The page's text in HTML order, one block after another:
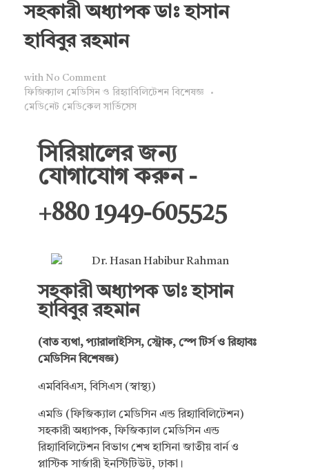
সহকারী অধ্যাপক ডাঃ হাসান
হাবিবুর রহমান
with No Comment
ফিজিক্যাল মেডিসিন ও রিহ্যাবিলিটেশন বিশেষজ্ঞ
মে‌ডি‌নেট মে‌ডি‌কেল সা‌র্ভিসেস
সিরিয়ালের জন্য
যোগাযোগ করুন -
+880 1949-605525
সহকারী অধ্যাপক ডাঃ হাসান
হাবিবুর রহমান
(বাত ব্যথা, প্যারালাইসিস, স্ট্রোক, স্পে টির্স ও রিহ্যাবঃ
মেডিসিন বিশেষজ্ঞ)
এমবিবিএস, বিসিএস (স্বাস্থ্য)
এমডি (ফিজিক্যাল মেডিসিন এন্ড রিহ্যাবিলিটেশন)
সহকারী অধ্যাপক, ফিজিক্যাল মেডিসিন এন্ড
রিহ্যাবিলিটেশন বিভাগ শেখ হাসিনা জাতীয় বার্ন ও
প্লাস্টিক সার্জারী ইনস্টিটিউট, ঢাকা।